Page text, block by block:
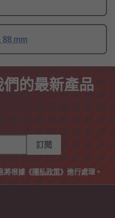
88 mm
的最新產品
訂閱
將根據《隱私政策》進行處理。